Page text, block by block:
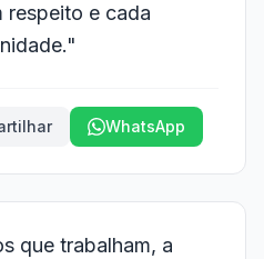
respeito e cada
WhatsApp
que trabalham, a